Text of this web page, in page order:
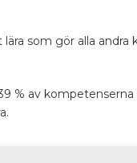
som gör alla andra
% av